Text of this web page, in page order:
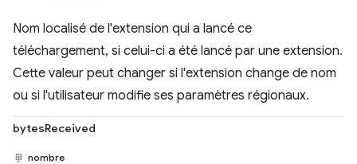
Nom localisé de l'extension qui a lancé ce
téléchargement, si celui-ci a été lancé par une extension.
Cette valeur peut changer si l'extension change de nom
ou si l'utilisateur modifie ses paramètres régionaux.
bytesReceived
nombre